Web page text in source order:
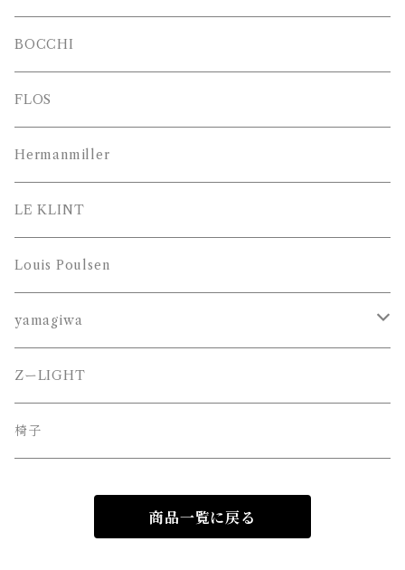
BOCCHI
FLOS
Hermanmiller
LE KLINT
Louis Poulsen
yamagiwa
JAKOBSSON （ヤコブソン）
MAYUHANA （マユハナ）
ZーLIGHT
椅子
商品一覧に戻る